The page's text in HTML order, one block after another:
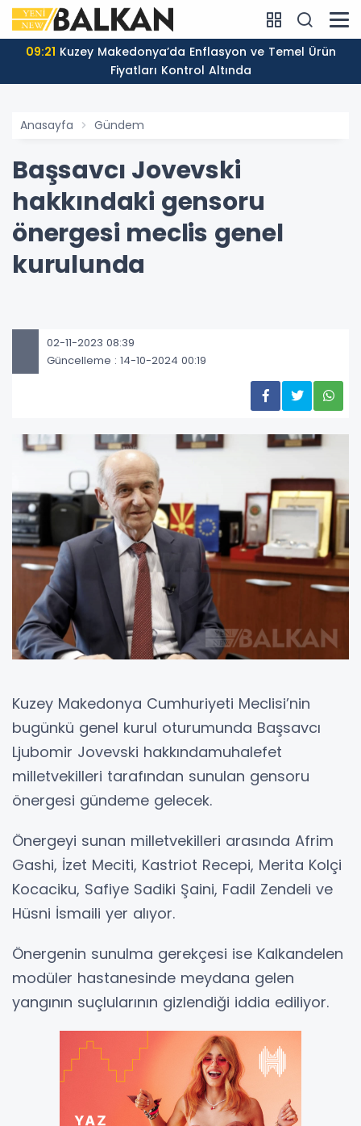
09:21
Fiyatları Kontrol Altında
Anasayfa Gündem
Başsavcı Jovevski
hakkındaki gensoru
önergesi meclis genel
kurulunda
02-11-2023 08:39
Güncelleme : 14-10-2024 00:19
Kuzey Makedonya Cumhuriyeti Meclisi’nin
bugünkü genel kurul oturumunda Başsavcı
Ljubomir Jovevski hakkındamuhalefet
milletvekilleri tarafından sunulan gensoru
önergesi gündeme gelecek.
Önergeyi sunan milletvekilleri arasında Afrim
Gashi, İzet Meciti, Kastriot Recepi, Merita Kolçi
Kocaciku, Safiye Sadiki Şaini, Fadil Zendeli ve
Hüsni İsmaili yer alıyor.
Önergenin sunulma gerekçesi ise Kalkandelen
modüler hastanesinde meydana gelen
yangının suçlularının gizlendiği iddia ediliyor.